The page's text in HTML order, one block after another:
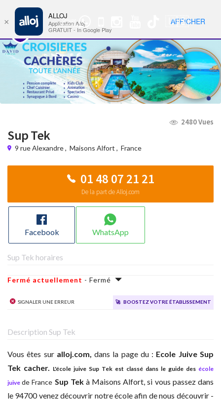
Groupe
WhatsApp
🇺🇸 Nav
2480 Vues
Sup Tek
9 rue Alexandre, Maisons Alfort , France
01 48 07 21 21
De la part de Alloj.com
Facebook WhatsApp
Sup Tek horaires
Fermé actuellement - Fermé
Signaler une erreur 🚀 Boostez votre établissement
Description Sup Tek
Vous êtes sur alloj.com,dans la page du : Ecole JuiveSup
Tek cacher. L'école juive Sup Tek est classé dans le guide des école
juive de France Sup Tek à Maisons Alfort, si vous passez dans
le 94700 venez découvrir notre école afin de nous découvrir -
×
ALLOJ
Application Alloj
GRATUIT - In Google Play
AFFICHER